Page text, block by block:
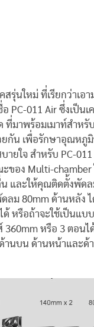
คสรุ่นใหม่ ที่เรียกว่าเอ
PC-011 Air ซึ่งเป็นเ
ที่มาพร้อมเมาท์สำห
ยกัน เพื่อรักษาอุณหภู
ายใจ สำหรับ PC-
ของ Multi-chamber
น และให้คุณติดตั้งพัด
ลม 80mm ด้านหลัง ไ
ด้ หรือถ้าจะใช้เป็นแบ
360mm หรือ 3 ตอนไ
านบน ด้านหน้าและด้